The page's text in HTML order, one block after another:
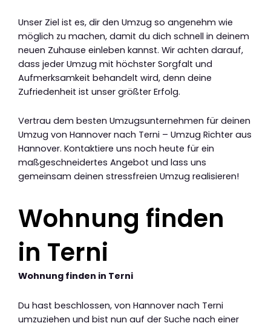
Unser Ziel ist es, dir den Umzug so angenehm wie
möglich zu machen, damit du dich schnell in deinem
neuen Zuhause einleben kannst. Wir achten darauf,
dass jeder Umzug mit höchster Sorgfalt und
Aufmerksamkeit behandelt wird, denn deine
Zufriedenheit ist unser größter Erfolg.
Vertrau dem besten Umzugsunternehmen für deinen
Umzug von Hannover nach Terni – Umzug Richter aus
Hannover. Kontaktiere uns noch heute für ein
maßgeschneidertes Angebot und lass uns
gemeinsam deinen stressfreien Umzug realisieren!
Wohnung finden
in Terni
Wohnung finden in Terni
Du hast beschlossen, von Hannover nach Terni
umzuziehen und bist nun auf der Suche nach einer